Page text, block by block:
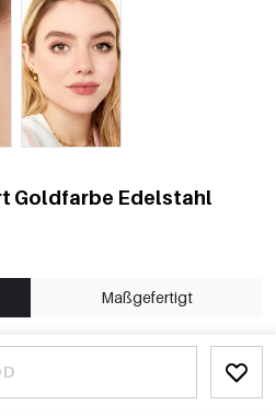
Goldfarbe Edelstahl
Maßgefertigt